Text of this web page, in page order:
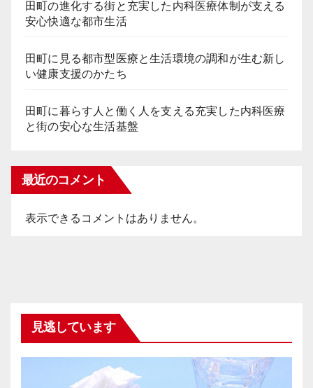
田町の進化する街と充実した内科医療体制が支える
安心快適な都市生活
田町に見る都市型医療と生活環境の調和が生む新し
い健康支援のかたち
田町に暮らす人と働く人を支える充実した内科医療
と街の安心な生活基盤
最近のコメント
表示できるコメントはありません。
見逃しています